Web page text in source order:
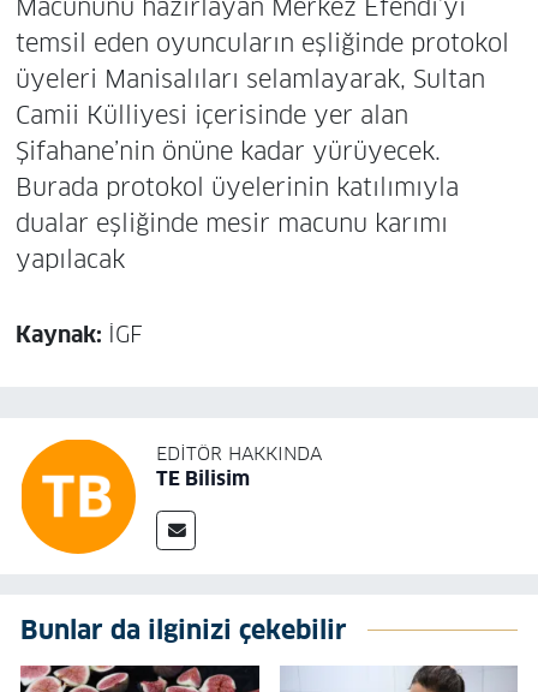
Macununu hazırlayan Merkez Efendi’yi
temsil eden oyuncuların eşliğinde protokol
üyeleri Manisalıları selamlayarak, Sultan
Camii Külliyesi içerisinde yer alan
Şifahane’nin önüne kadar yürüyecek.
Burada protokol üyelerinin katılımıyla
dualar eşliğinde mesir macunu karımı
yapılacak
Kaynak: İGF
EDITÖR HAKKINDA
TE Bilisim
Bunlar da ilginizi çekebilir